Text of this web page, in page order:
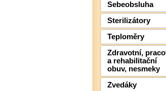
Sebeobsluha
Sterilizátory
Teploměry
Zdravotní,
a rehabilitační
obuv, nesmeky
Zvedáky